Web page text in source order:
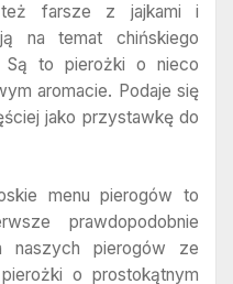
farsze z jajkami i
na temat chińskiego
Są to pierożki o nieco
aromacie. Podaje się
jako przystawkę do
menu pierogów to
prawdopodobnie
naszych pierogów ze
o prostokątnym